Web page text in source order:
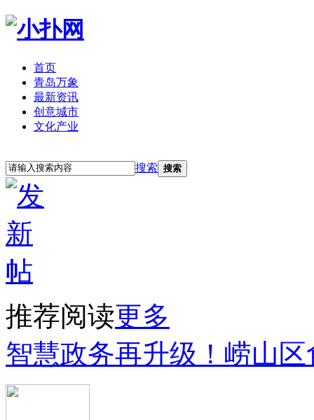
首页
青岛万象
最新资讯
创意城市
文化产业
搜索 搜索
推荐阅读更多
智慧政务再升级！崂山